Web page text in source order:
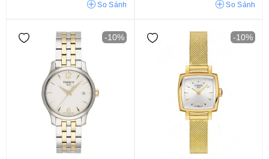
5atm 10atm
So Sánh So Sánh
-10% -10%